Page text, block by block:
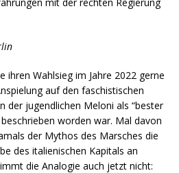
ihren Wahlsieg im Jahre 2022 gerne
auf den faschistischen
der jugendlichen Meloni als “bester
worden war. Mal davon
der Mythos des Marsches die
des italienischen Kapitals an
die Analogie auch jetzt nicht: